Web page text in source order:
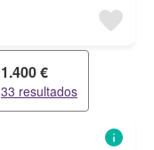
1.400 €
33 resultados